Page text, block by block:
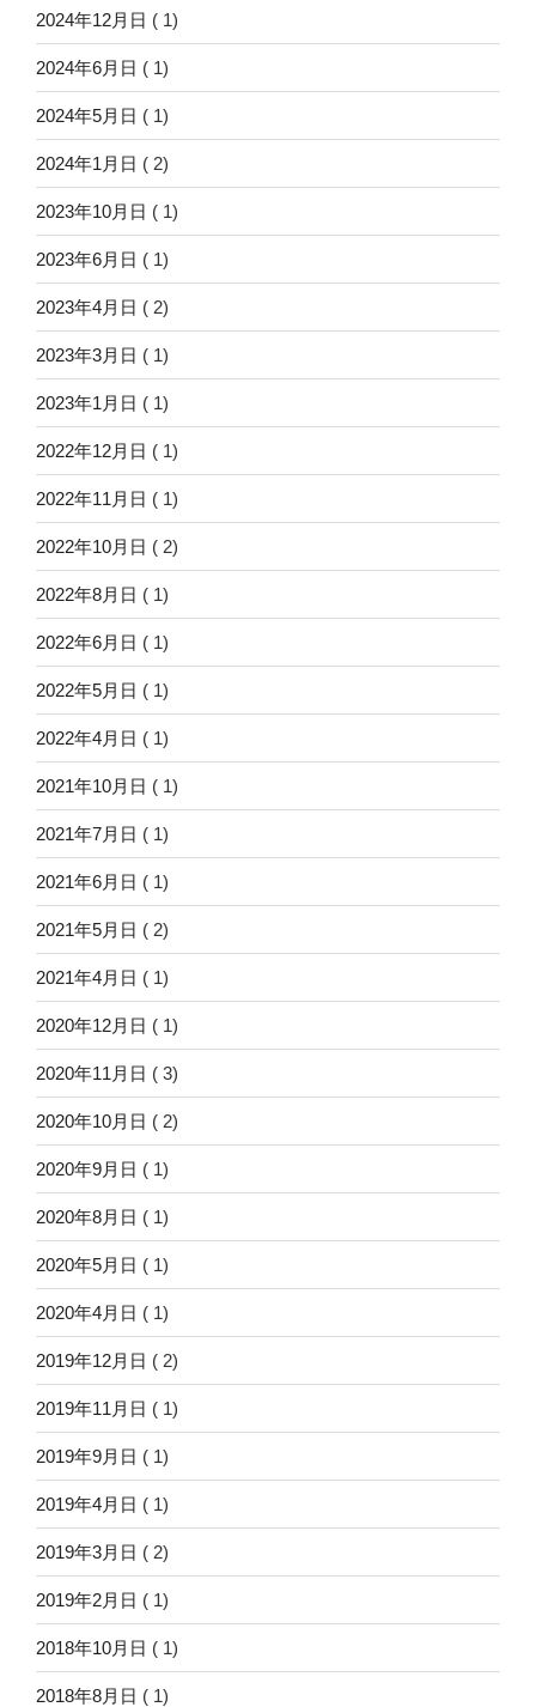
2024年12月日 ( 1)
2024年6月日 ( 1)
2024年5月日 ( 1)
2024年1月日 ( 2)
2023年10月日 ( 1)
2023年6月日 ( 1)
2023年4月日 ( 2)
2023年3月日 ( 1)
2023年1月日 ( 1)
2022年12月日 ( 1)
2022年11月日 ( 1)
2022年10月日 ( 2)
2022年8月日 ( 1)
2022年6月日 ( 1)
2022年5月日 ( 1)
2022年4月日 ( 1)
2021年10月日 ( 1)
2021年7月日 ( 1)
2021年6月日 ( 1)
2021年5月日 ( 2)
2021年4月日 ( 1)
2020年12月日 ( 1)
2020年11月日 ( 3)
2020年10月日 ( 2)
2020年9月日 ( 1)
2020年8月日 ( 1)
2020年5月日 ( 1)
2020年4月日 ( 1)
2019年12月日 ( 2)
2019年11月日 ( 1)
2019年9月日 ( 1)
2019年4月日 ( 1)
2019年3月日 ( 2)
2019年2月日 ( 1)
2018年10月日 ( 1)
2018年8月日 ( 1)